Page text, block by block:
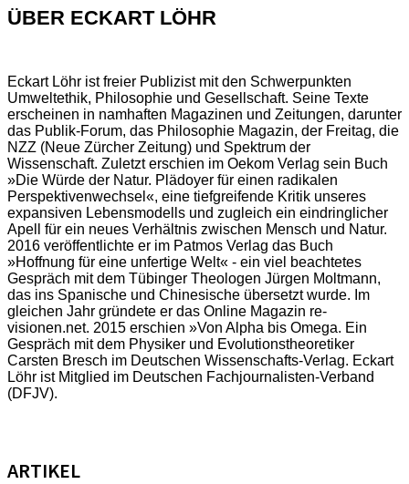
ÜBER ECKART LÖHR
Eckart Löhr ist freier Publizist mit den Schwerpunkten
Umweltethik, Philosophie und Gesellschaft. Seine Texte
erscheinen in namhaften Magazinen und Zeitungen, darunter
das Publik-Forum, das Philosophie Magazin, der Freitag, die
NZZ (Neue Zürcher Zeitung) und Spektrum der
Wissenschaft. Zuletzt erschien im Oekom Verlag sein Buch
»Die Würde der Natur. Plädoyer für einen radikalen
Perspektivenwechsel«, eine tiefgreifende Kritik unseres
expansiven Lebensmodells und zugleich ein eindringlicher
Apell für ein neues Verhältnis zwischen Mensch und Natur.
2016 veröffentlichte er im Patmos Verlag das Buch
»Hoffnung für eine unfertige Welt« - ein viel beachtetes
Gespräch mit dem Tübinger Theologen Jürgen Moltmann,
das ins Spanische und Chinesische übersetzt wurde. Im
gleichen Jahr gründete er das Online Magazin re-
visionen.net. 2015 erschien »Von Alpha bis Omega. Ein
Gespräch mit dem Physiker und Evolutionstheoretiker
Carsten Bresch im Deutschen Wissenschafts-Verlag. Eckart
Löhr ist Mitglied im Deutschen Fachjournalisten-Verband
(DFJV).
ARTIKEL